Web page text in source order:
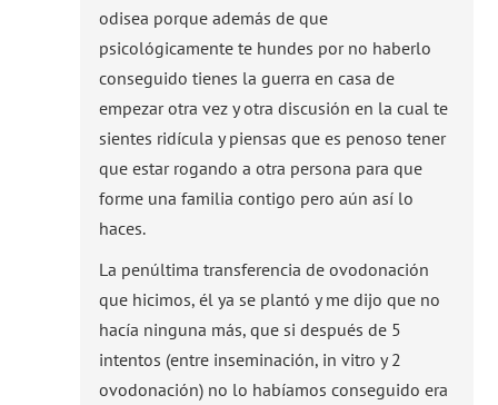
odisea porque además de que
psicológicamente te hundes por no haberlo
conseguido tienes la guerra en casa de
empezar otra vez y otra discusión en la cual te
sientes ridícula y piensas que es penoso tener
que estar rogando a otra persona para que
forme una familia contigo pero aún así lo
haces.
La penúltima transferencia de ovodonación
que hicimos, él ya se plantó y me dijo que no
hacía ninguna más, que si después de 5
intentos (entre inseminación, in vitro y 2
ovodonación) no lo habíamos conseguido era